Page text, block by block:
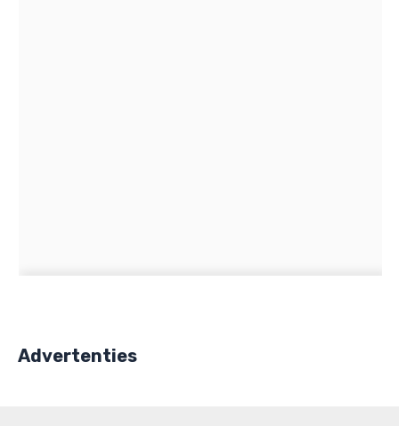
Advertenties